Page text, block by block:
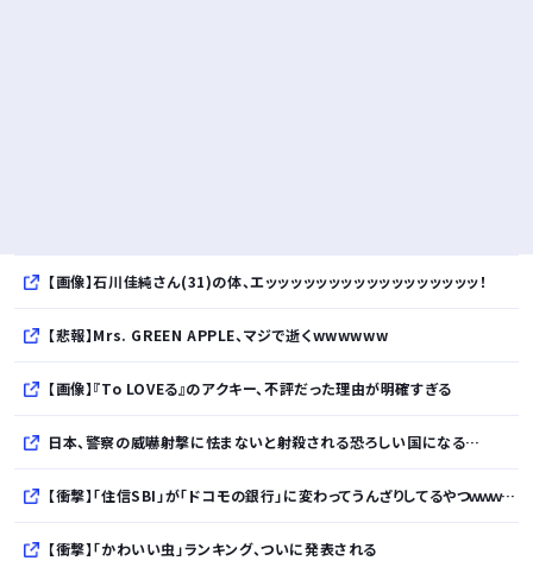
【画像】石川佳純さん(31)の体、エッッッッッッッッッッッッッッッッッ！
【悲報】Mrs. GREEN APPLE、マジで逝くwwwwww
【画像】『To LOVEる』のアクキー、不評だった理由が明確すぎる
日本、警察の威嚇射撃に怯まないと射殺される恐ろしい国になる…
【衝撃】「住信SBI」が「ドコモの銀行」に変わってうんざりしてるやつｗｗｗｗｗ
【衝撃】「かわいい虫」ランキング、ついに発表される